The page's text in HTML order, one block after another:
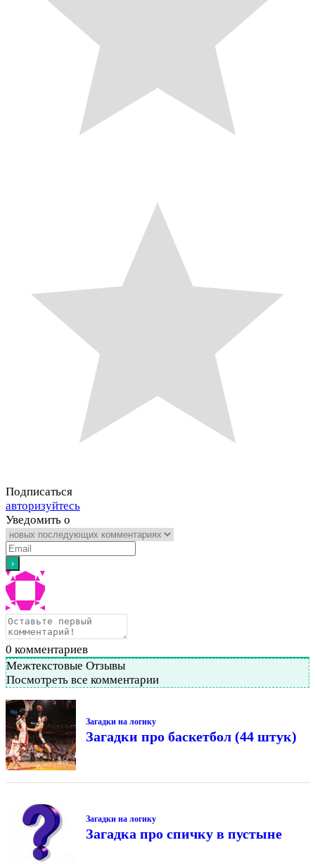
Подписаться
авторизуйтесь
Уведомить о
0 комментариев
Межтекстовые Отзывы
Посмотреть все комментарии
Загадки на логику
Загадки про баскетбол (44 штук)
Загадки на логику
Загадка про спичку в пустыне